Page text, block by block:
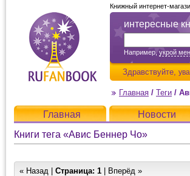
интересные
Например,укрой
Здравствуйте,
Книжный интернет-
Главная / Теги /
Главная Новости
Книги тега «Авис Беннер Чо»
« Назад | Страница: 1 | Вперёд »